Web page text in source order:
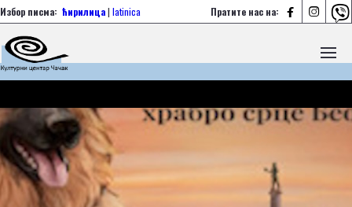
Пратите нас на:   
Избор писма: ћирилица| latinica